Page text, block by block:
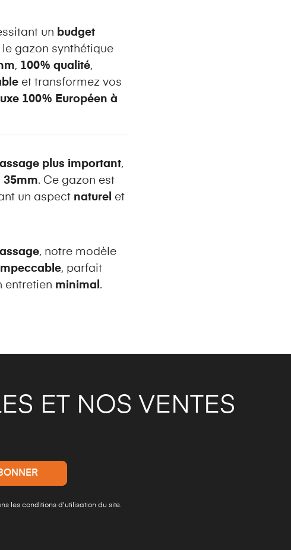
un budget
le gazon synthétique
, 100% qualité,
et transformez vos
100% Européen à
plus important,
35mm. Ce gazon est
un aspect naturel et
, notre modèle
, parfait
entretien minimal .
ET NOS VENTES
les conditions d'utilisation du site.